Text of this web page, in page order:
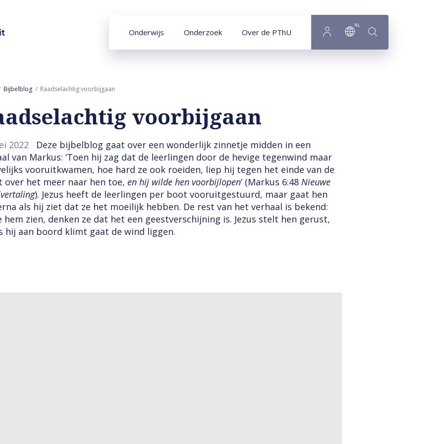
Onderwijs Onderzoek Over de PThU
NL
Bijbelblog Raadselachtig voorbijgaan
voorbijgaan
2022
Deze bijbelblog gaat over een wonderlijk zinnetje midden in een
van Markus: ‘Toen hij zag dat de leerlingen door de hevige tegenwind maar
vooruitkwamen, hoe hard ze ook roeiden, liep hij tegen het einde van de
over het meer naar hen toe, en hij wilde hen voorbijlopen’ (Markus 6:48Nieuwe
). Jezus heeft de leerlingen per boot vooruitgestuurd, maar gaat hen
als hij ziet dat ze het moeilijk hebben. De rest van het verhaal is bekend:
hem zien, denken ze dat het een geestverschijning is. Jezus stelt hen gerust,
hij aan boord klimt gaat de wind liggen.